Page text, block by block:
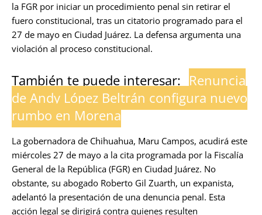
la FGR por iniciar un procedimiento penal sin retirar el
fuero constitucional, tras un citatorio programado para el
27 de mayo en Ciudad Juárez. La defensa argumenta una
violación al proceso constitucional.
También te puede interesar: Renuncia
de Andy López Beltrán configura nuevo
rumbo en Morena
La gobernadora de Chihuahua, Maru Campos, acudirá este
miércoles 27 de mayo a la cita programada por la Fiscalía
General de la República (FGR) en Ciudad Juárez. No
obstante, su abogado Roberto Gil Zuarth, un expanista,
adelantó la presentación de una denuncia penal. Esta
acción legal se dirigirá contra quienes resulten